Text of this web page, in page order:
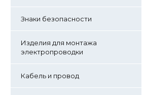
Знаки безопасности
Изделия для монтажа
электропроводки
Кабель и провод